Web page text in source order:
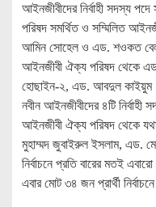
আইনজীবীদের নির্বাহী সদস্য
পরিষদ সমর্থিত ও সম্মিলিত
আমিন সোহেল ও এড. শওকত
আইনজীবী ঐক্য পরিষদ থেকে
হোছাইন-২, এড. আবদুল
নবীন আইনজীবীদের ৪টি নির্বাহী
আইনজীবী ঐক্য পরিষদ থেকে
মুহাম্মদ জুবাইরুল ইসলাম, এড.
নির্বাচনে প্রতি বারের মতই
এবার মোট ৩৪ জন প্রার্থী